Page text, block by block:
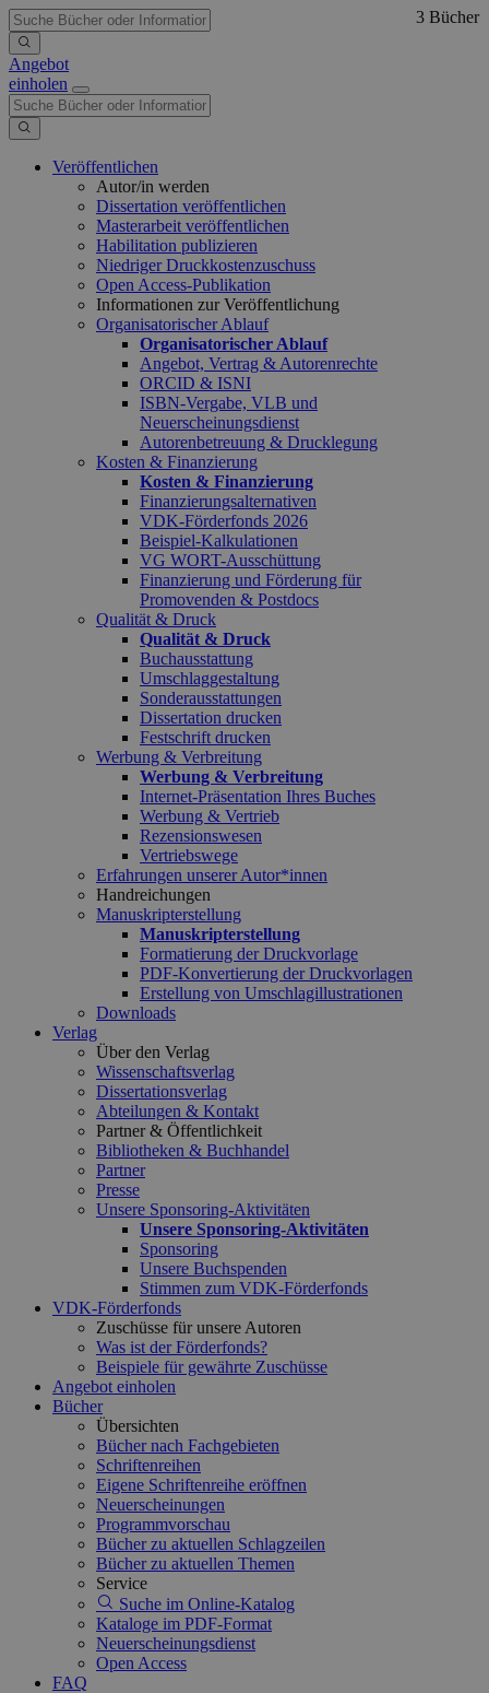
Angebot
einholen
Veröffentlichen
Autor/in werden
Dissertation veröffentlichen
Masterarbeit veröffentlichen
Habilitation publizieren
Niedriger Druckkostenzuschuss
Open Access-Publikation
Informationen zur Veröffentlichung
Organisatorischer Ablauf
Organisatorischer Ablauf
Angebot, Vertrag & Autorenrechte
ORCID & ISNI
ISBN-Vergabe, VLB und
Neuerscheinungsdienst
Autorenbetreuung & Drucklegung
Kosten & Finanzierung
Kosten & Finanzierung
Finanzierungsalternativen
VDK-Förderfonds 2026
Beispiel-Kalkulationen
VG WORT-Ausschüttung
Finanzierung und Förderung für
Promovenden & Postdocs
Qualität & Druck
Qualität & Druck
Buchausstattung
Umschlaggestaltung
Sonderausstattungen
Dissertation drucken
Festschrift drucken
Werbung & Verbreitung
Werbung & Verbreitung
Internet-Präsentation Ihres Buches
Werbung & Vertrieb
Rezensionswesen
Vertriebswege
Erfahrungen unserer Autor*innen
Handreichungen
Manuskripterstellung
Manuskripterstellung
Formatierung der Druckvorlage
PDF-Konvertierung der Druckvorlagen
Erstellung von Umschlagillustrationen
Downloads
Verlag
Über den Verlag
Wissenschaftsverlag
Dissertationsverlag
Abteilungen & Kontakt
Partner & Öffentlichkeit
Bibliotheken & Buchhandel
Partner
Presse
Unsere Sponsoring-Aktivitäten
Unsere Sponsoring-Aktivitäten
Sponsoring
Unsere Buchspenden
Stimmen zum VDK-Förderfonds
VDK-Förderfonds
Zuschüsse für unsere Autoren
Was ist der Förderfonds?
Beispiele für gewährte Zuschüsse
Angebot einholen
Bücher
Übersichten
Bücher nach Fachgebieten
Schriftenreihen
Eigene Schriftenreihe eröffnen
Neuerscheinungen
Programmvorschau
Bücher zu aktuellen Schlagzeilen
Bücher zu aktuellen Themen
Service
Suche im Online-Katalog
Kataloge im PDF-Format
Neuerscheinungsdienst
Open Access
FAQ
3 Bücher